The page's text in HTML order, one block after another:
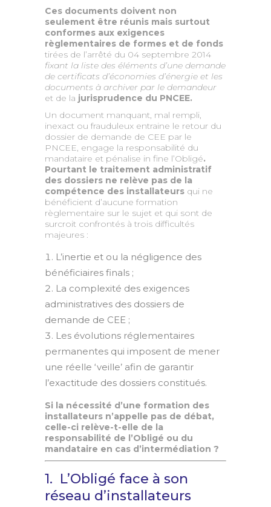
Ces documents doivent non
seulement être réunis mais surtout
conformes aux exigences
règlementaires de formes et de fonds
tirées de l’arrêté du 04 septembre 2014
fixant la liste des éléments d’une demande
de certificats d’économies d’énergie et les
documents à archiver par le demandeur
et de la jurisprudence du PNCEE.
Un document manquant, mal rempli,
inexact ou frauduleux entraine le retour du
dossier de demande de CEE par le
PNCEE, engage la responsabilité du
mandataire et pénalise in fine l’Obligé.
Pourtant le traitement administratif
des dossiers ne relève pas de la
compétence des installateurs qui ne
bénéficient d’aucune formation
règlementaire sur le sujet et qui sont de
surcroit confrontés à trois difficultés
majeures :
L’inertie et ou la négligence des
bénéficiaires finals ;
La complexité des exigences
administratives des dossiers de
demande de CEE ;
Les évolutions réglementaires
permanentes qui imposent de mener
une réelle ‘veille’ afin de garantir
l’exactitude des dossiers constitués.
Si la nécessité d’une formation des
installateurs n’appelle pas de débat,
celle-ci relève-t-elle de la
responsabilité de l’Obligé ou du
mandataire en cas d’intermédiation ?
1. L’Obligé face à son
réseau d’installateurs